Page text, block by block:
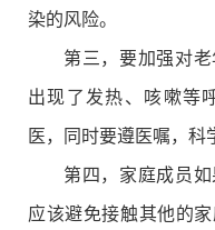
染的风险。
第三，要加强对
出现了发热、咳嗽等
医，同时要遵医嘱，科
第四，家庭成员
应该避免接触其他的